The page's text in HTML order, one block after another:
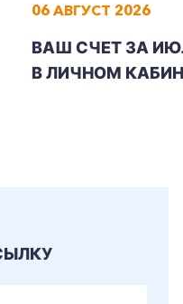
06 АВГУСТ 2026
ВАШ СЧЕТ ЗА
В ЛИЧНОМ